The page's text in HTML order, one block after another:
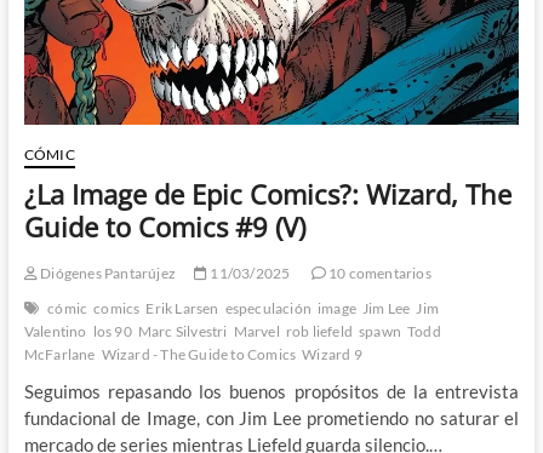
CÓMIC
¿La Image de Epic Comics?: Wizard, The
Guide to Comics #9 (V)
Diógenes Pantarújez 11/03/2025
10 comentarios
cómic comics Erik Larsen especulación image Jim Lee Jim
Valentino los 90 Marc Silvestri Marvel rob liefeld spawn Todd
McFarlane Wizard - The Guide to Comics Wizard 9
Seguimos repasando los buenos propósitos de la entrevista
fundacional de Image, con Jim Lee prometiendo no saturar el
mercado de series mientras Liefeld guarda silencio.…